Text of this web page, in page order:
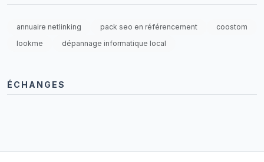
annuaire netlinking pack seo en référencement
coostom
lookme
dépannage informatique local
ÉCHANGES